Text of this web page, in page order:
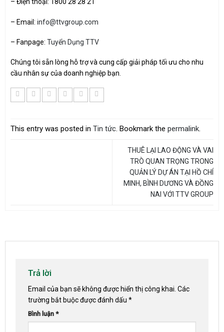
– Điện thoại: 1800 28 28 21
– Email: info@ttvgroup.com
– Fanpage: Tuyển Dụng TTV
Chúng tôi sẵn lòng hỗ trợ và cung cấp giải pháp tối ưu cho nhu
cầu nhân sự của doanh nghiệp bạn.
This entry was posted in Tin tức. Bookmark the permalink.
THUÊ LẠI LAO ĐỘNG VÀ VAI
TRÒ QUAN TRỌNG TRONG
QUẢN LÝ DỰ ÁN TẠI HỒ CHÍ
MINH, BÌNH DƯƠNG VÀ ĐỒNG
NAI VỚI TTV GROUP
Trả lời
Email của bạn sẽ không được hiển thị công khai. Các
trường bắt buộc được đánh dấu *
Bình luận *